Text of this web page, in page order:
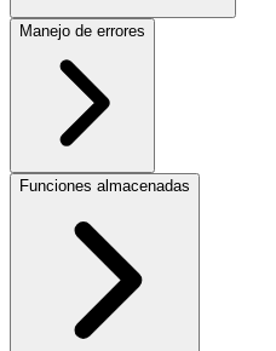
Manejo de errores
Funciones almacenadas